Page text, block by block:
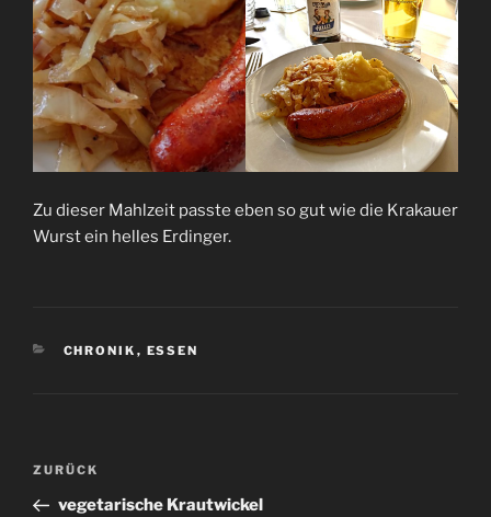
Zu dieser Mahlzeit passte eben so gut wie die Krakauer
Wurst ein helles Erdinger.
KATEGORIEN
CHRONIK , ESSEN
Beitrags-
Vorheriger
Beitrag
ZURÜCK
vegetarische Krautwickel